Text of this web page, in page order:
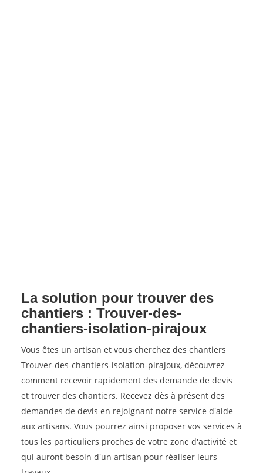
La solution pour trouver des
chantiers : Trouver-des-
chantiers-isolation-pirajoux
Vous êtes un artisan et vous cherchez des chantiers
Trouver-des-chantiers-isolation-pirajoux, découvrez
comment recevoir rapidement des demande de devis
et trouver des chantiers. Recevez dès à présent des
demandes de devis en rejoignant notre service d'aide
aux artisans. Vous pourrez ainsi proposer vos services à
tous les particuliers proches de votre zone d'activité et
qui auront besoin d'un artisan pour réaliser leurs